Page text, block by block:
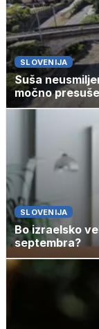
SLOVENIJA
Suša
močno
SLOVENIJA
Bo izraelsko
septembra?